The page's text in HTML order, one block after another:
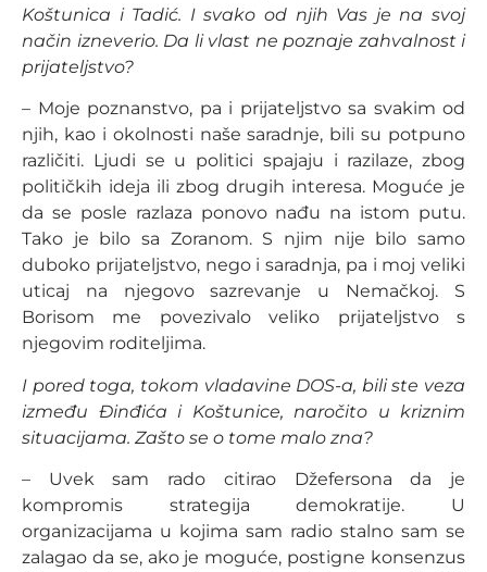
Koštunica i Tadić. I svako od njih Vas je na svoj
način izneverio. Da li vlast ne poznaje zahvalnost i
prijateljstvo?
– Moje poznanstvo, pa i prijateljstvo sa svakim od
njih, kao i okolnosti naše saradnje, bili su potpuno
različiti. Ljudi se u politici spajaju i razilaze, zbog
političkih ideja ili zbog drugih interesa. Moguće je
da se posle razlaza ponovo nađu na istom putu.
Tako je bilo sa Zoranom. S njim nije bilo samo
duboko prijateljstvo, nego i saradnja, pa i moj veliki
uticaj na njegovo sazrevanje u Nemačkoj. S
Borisom me povezivalo veliko prijateljstvo s
njegovim roditeljima.
I pored toga, tokom vladavine DOS-a, bili ste veza
između Đinđića i Koštunice, naročito u kriznim
situacijama. Zašto se o tome malo zna?
– Uvek sam rado citirao Džefersona da je
kompromis strategija demokratije. U
organizacijama u kojima sam radio stalno sam se
zalagao da se, ako je moguće, postigne konsenzus